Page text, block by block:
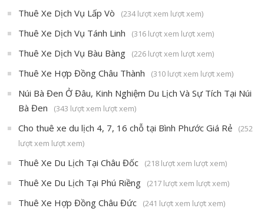
Thuê Xe Dịch Vụ Lấp Vò (234 lượt xem lượt xem)
Thuê Xe Dịch Vụ Tánh Linh (316 lượt xem lượt xem)
Thuê Xe Dịch Vụ Bàu Bàng (226 lượt xem lượt xem)
Thuê Xe Hợp Đồng Châu Thành (310 lượt xem lượt xem)
Núi Bà Đen Ở Đâu, Kinh Nghiệm Du Lịch Và Sự Tích Tại Núi
Bà Đen
(343 lượt xem lượt xem)
Cho thuê xe du lịch 4, 7, 16 chỗ tại Bình Phước Giá Rẻ
(252
lượt xem lượt xem)
Thuê Xe Du Lịch Tại Châu Đốc (218 lượt xem lượt xem)
Thuê Xe Du Lịch Tại Phú Riềng (217 lượt xem lượt xem)
Thuê Xe Hợp Đồng Châu Đức (241 lượt xem lượt xem)